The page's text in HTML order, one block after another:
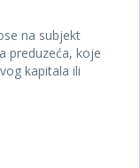
na subjekt
preduzeća, koje
kapitala ili